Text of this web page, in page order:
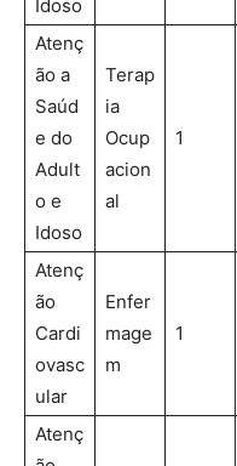
Idoso
Atenç
ão a
Saúd
e do
Adult
o e
Idoso
Terap
ia
Ocup
acion
al
1
Atenç
ão
Cardi
ovasc
ular
Enfer
mage
m
1
Atenç